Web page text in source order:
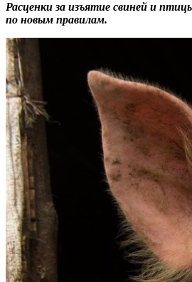
Расценки за изъятие свиней и
по новым правилам.